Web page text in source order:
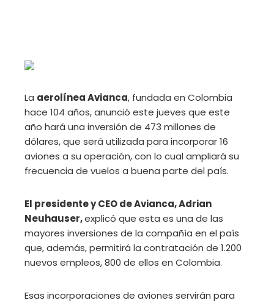
La aerolínea Avianca, fundada en Colombia
hace 104 años, anunció este jueves que este
año hará una inversión de 473 millones de
dólares, que será utilizada para incorporar 16
aviones a su operación, con lo cual ampliará su
frecuencia de vuelos a buena parte del país.
El presidente y CEO de Avianca, Adrian
Neuhauser,explicó que esta es una de las
mayores inversiones de la compañía en el país
que, además, permitirá la contratación de 1.200
nuevos empleos, 800 de ellos en Colombia.
Esas incorporaciones de aviones servirán para